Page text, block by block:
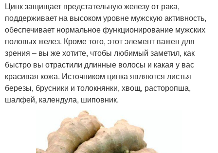
Цинк защищает предстательную железу от рака,
поддерживает на высоком уровне мужскую активность,
обеспечивает нормальное функционирование мужских
половых желез. Кроме того, этот элемент важен для
зрения – вы же хотите, чтобы любимый заметил, как
быстро вы отрастили длинные волосы и какая у вас
красивая кожа. Источником цинка являются листья
березы, брусники и толокнянки, хвощ, расторопша,
шалфей, календула, шиповник.